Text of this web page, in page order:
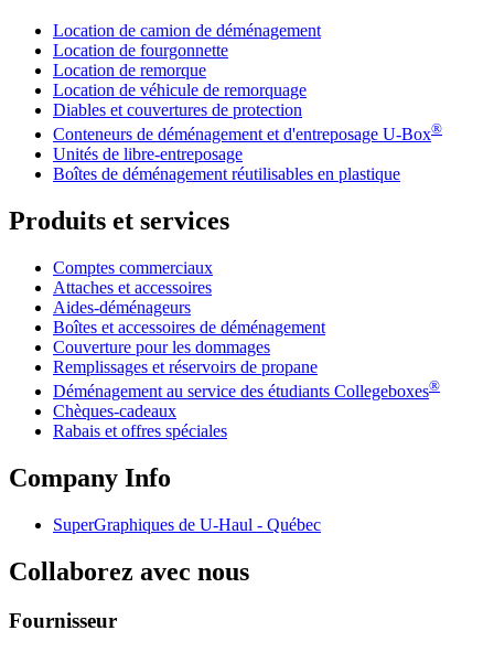
Location de camion de déménagement
Location de fourgonnette
Location de remorque
Location de véhicule de remorquage
Diables et couvertures de protection
Conteneurs de déménagement et d'entreposage U-Box®
Unités de libre-entreposage
Boîtes de déménagement réutilisables en plastique
Produits et services
Comptes commerciaux
Attaches et accessoires
Aides-déménageurs
Boîtes et accessoires de déménagement
Couverture pour les dommages
Remplissages et réservoirs de propane
Déménagement au service des étudiants Collegeboxes®
Chèques-cadeaux
Rabais et offres spéciales
Company Info
SuperGraphiques de U-Haul - Québec
Collaborez avec nous
Fournisseur